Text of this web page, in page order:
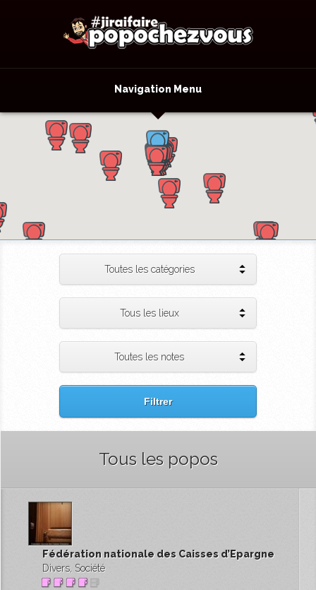
Navigation Menu
Toutes les catégories
Tous les lieux
Toutes les notes
Filtrer
Tous les popos
Fédération nationale des Caisses d’Epargne
Divers, Société